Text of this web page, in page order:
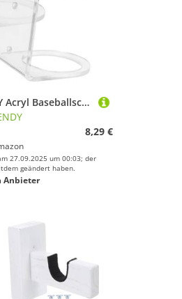
TOYZFRIENDY Acryl Baseballschläger Wandhalterung Transparent Stabiles Display Ständer zur Platzsparenden Aufbewahrung und Präsentation von Baseballschlägern Praktische Wandmontage Langlebig
8,29 €
27.09.2025 um 00:03; der
geändert haben.
Anbieter